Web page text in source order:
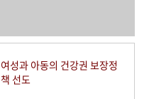
여성과 아동의 건강권 보장정
책 선도